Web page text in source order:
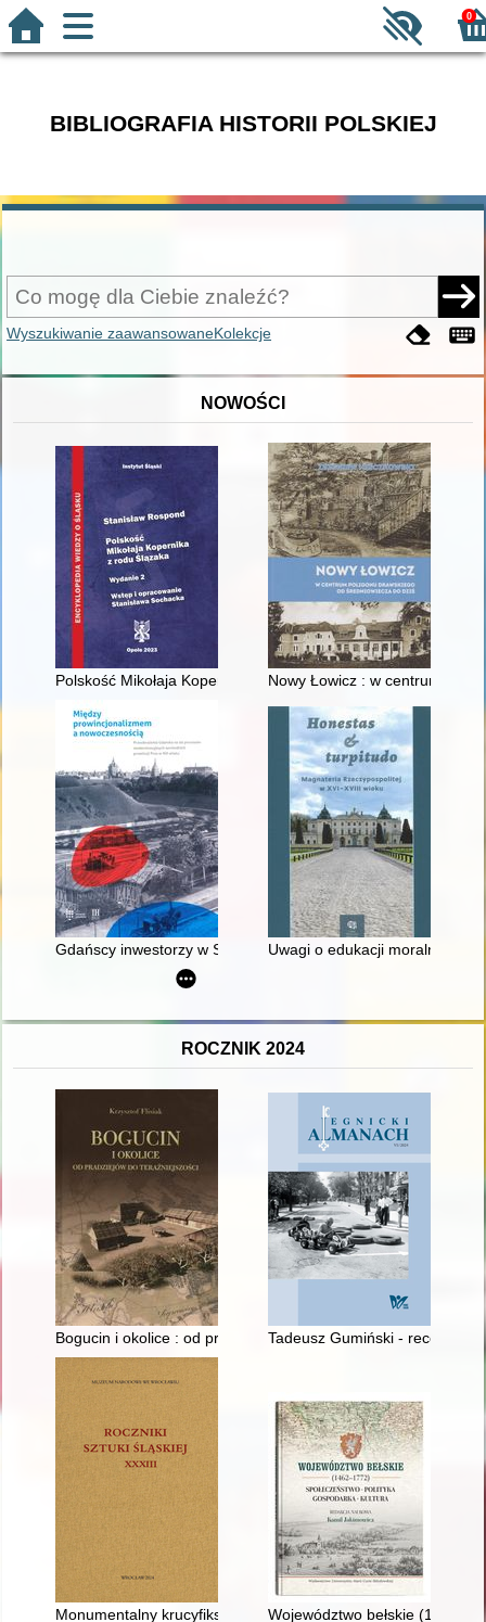
0
BIBLIOGRAFIA HISTORII POLSKIEJ
Wyszukiwanie zaawansowaneKolekcje
NOWOŚCI
Polskość Mikołaja Kopernika z rodu ŚlązakaNowy Łowicz : w centrum
Gdańscy inwestorzy w Sopocie : prestiż finansowy i
Uwagi o edukacji moralnej
ROCZNIK 2024
Bogucin i okolice : od pradziejów do teraźniejszości
Tadeusz Gumiński - recenzja]
Monumentalny krucyfiks z kościoła świętej Trójcy w Görlitz :
Województwo bełskie (1462-